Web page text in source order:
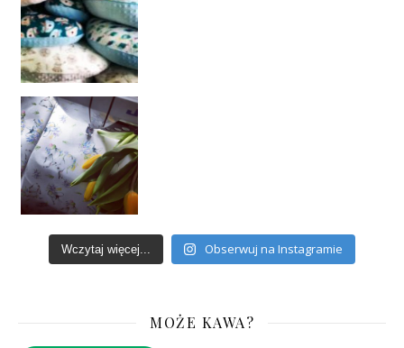
Wczytaj więcej... Obserwuj na Instagramie
MOŻE KAWA?